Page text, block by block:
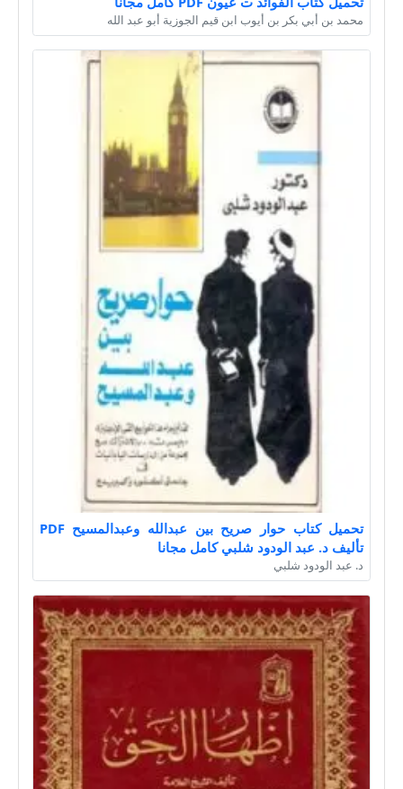
محمد بن أبي بكر بن أيوب ابن قيم الجوزية أبو عبد الله
تحميل كتاب حوار صريح بين عبدالله وعبدالمسيح PDF
تأليف د. عبد الودود شلبي كامل مجانا
د. عبد الودود شلبي